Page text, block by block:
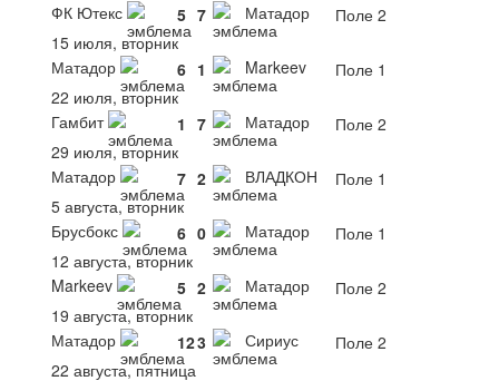
ФК Ютекс
5 7 Матадор
Поле 2
15 июля, вторник
Матадор
6 1 Markeev
Поле 1
22 июля, вторник
Гамбит
1 7 Матадор
Поле 2
29 июля, вторник
Матадор
7 2 ВЛАДКОН
Поле 1
5 августа, вторник
Брусбокс
6 0 Матадор
Поле 1
12 августа, вторник
Markeev
5 2 Матадор
Поле 2
19 августа, вторник
Матадор
123 Сириус
Поле 2
22 августа, пятница